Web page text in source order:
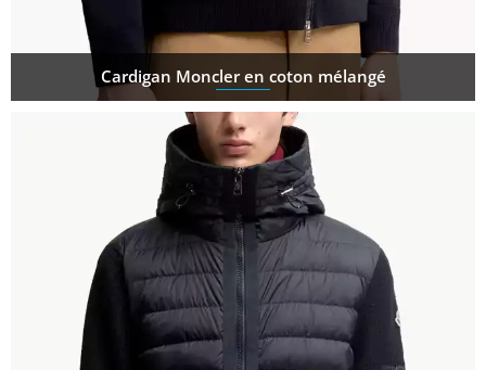
Cardigan Moncler en coton mélangé